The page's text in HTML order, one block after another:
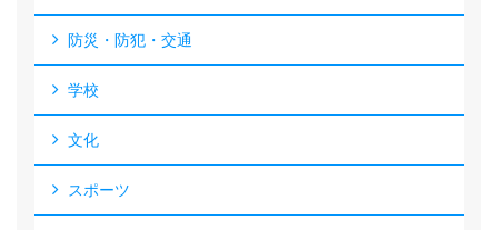
防災・防犯・交通
学校
文化
スポーツ